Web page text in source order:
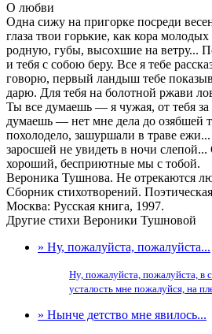
О любви
Одна сижу на пригорке посреди
глаза твои горькие, как кора
родную, губы, высохшие на ветру...
и тебя с собою беру. Все я тебе
говорю, первый ландыш тебе
дарю. Для тебя на болотной ржави
Ты все думаешь — я чужая, от тебя за
думаешь — нет мне дела до озябшей
похолодело, зашуршали в траве
заросшей не увидеть в ночи
хороший, бесприютные мы с тобой.
Вероника Тушнова. Не отрекаются
Сборник стихотворений.
Москва: Русская книга, 1997.
Другие стихи Вероники Тушновой
» Ну, пожалуйста, пожалуйста...
Ну, пожалуйста, пожалуйста, в
усталость мне пожалуйся, на
» Нынче детство мне явилось...